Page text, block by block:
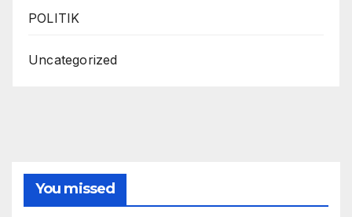
POLITIK
Uncategorized
You missed